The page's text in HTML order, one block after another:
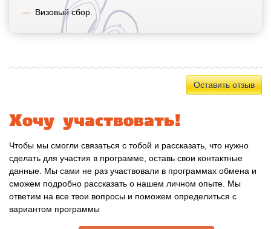
Визовый сбор.
Оставить отзыв
Хочу участвовать!
Чтобы мы смогли связаться с тобой и рассказать, что нужно
сделать для участия в программе, оставь свои контактные
данные. Мы сами не раз участвовали в программах обмена и
сможем подробно рассказать о нашем личном опыте. Мы
ответим на все твои вопросы и поможем определиться с
вариантом программы